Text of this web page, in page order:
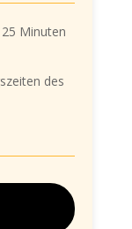
Minuten
des